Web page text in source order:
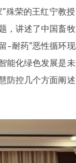
殊荣的王红宁教
，讲述了中国畜
-耐药”恶性循环
能化绿色发展是
防控几个方面阐